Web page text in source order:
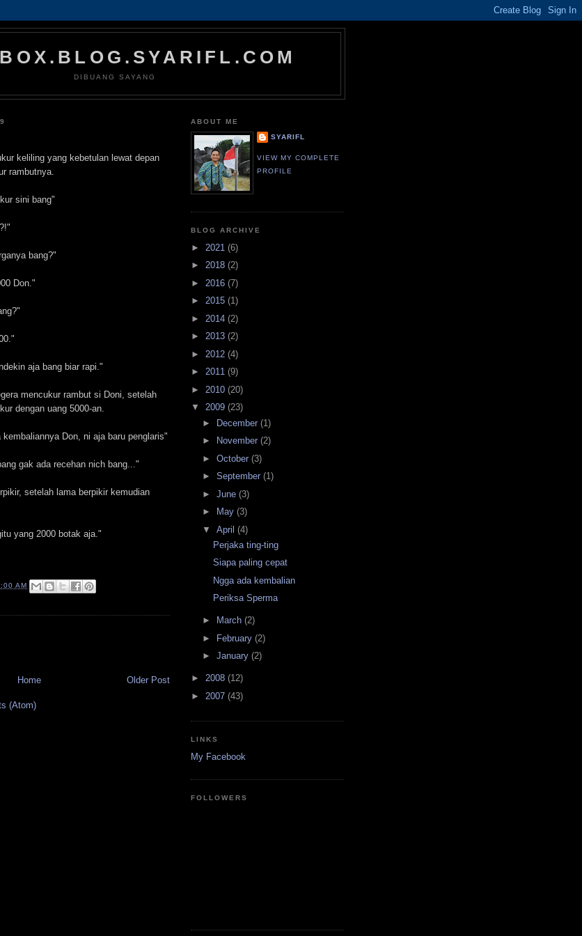
DIBUANG SAYANG
keliling yang kebetulan lewat depan
rambutnya.
sini bang"
bang?"
Don."
aja bang biar rapi."
mencukur rambut si Doni, setelah
dengan uang 5000-an.
Don, ni aja baru penglaris"
gak ada recehan nich bang..."
setelah lama berpikir kemudian
yang 2000 botak aja."
AM
Older Post
Home
(Atom)
ABOUT ME
SYARIFL
VIEW MY COMPLETE
PROFILE
BLOG ARCHIVE
► 2021 (6)
► 2018 (2)
► 2016 (7)
► 2015 (1)
► 2014 (2)
► 2013 (2)
► 2012 (4)
► 2011 (9)
► 2010 (20)
▼ 2009 (23)
► December (1)
►
November (2)
► October (3)
► September (1)
► June (3)
►
May (3)
▼ April (4)
Perjaka ting-ting
Siapa paling cepat
Ngga ada kembalian
Periksa Sperma
► March (2)
►
February (2)
► January (2)
► 2008 (12)
► 2007 (43)
LINKS
My Facebook
FOLLOWERS